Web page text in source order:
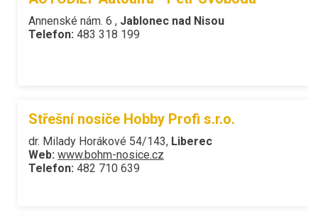
Annenské nám. 6 , Jablonec nad Nisou
Telefon: 483 318 199
Střešní nosiče Hobby Profi s.r.o.
dr. Milady Horákové 54/143, Liberec
Web: www.bohm-nosice.cz
Telefon: 482 710 639